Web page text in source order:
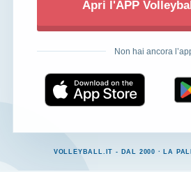
Apri l'APP
Non hai ancora
VOLLEYBALL.IT - DAL 2000 · LA